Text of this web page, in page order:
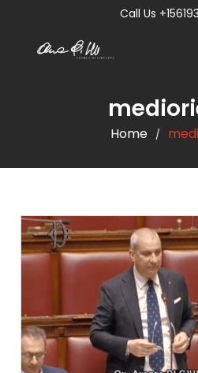
Call Us
Home /